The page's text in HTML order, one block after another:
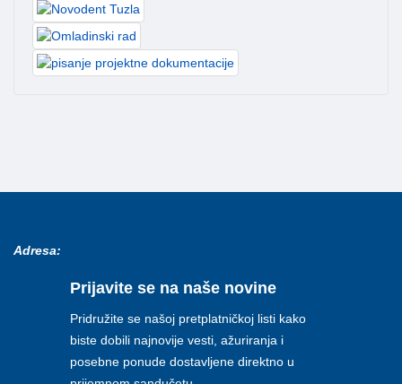
Adresa:
Prijavite se na naše novine
Pridružite se našoj pretplatničkoj listi kako
biste dobili najnovije vesti, ažuriranja i
posebne ponude dostavljene direktno u